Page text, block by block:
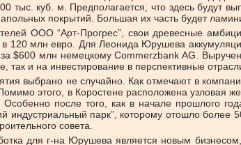
тыс. куб. м. Предполагается, что здесь
покрытий. Большая их часть будет
ООО “Арт-Прогрес”, свои древесные
120 млн евро. Для Леонида Юрушева
$600 млн немецкому Commerzbank AG.
так и на инвестирование в перспективные
выбрано не случайно. Как отмечают в
этого, в Коростене расположена узловая
после того, как в начале прошлого
индустриальный парк”, которому отошло
совета.
для г-на Юрушева является новым